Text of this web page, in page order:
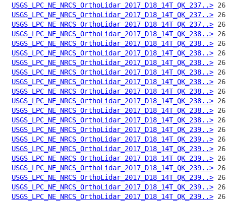
USGS_LPC_NE_NRCS_OrthoLidar_2017_D18_14T_QK_237..>
USGS_LPC_NE_NRCS_OrthoLidar_2017_D18_14T_QK_237..>
USGS_LPC_NE_NRCS_OrthoLidar_2017_D18_14T_QK_237..>
USGS_LPC_NE_NRCS_OrthoLidar_2017_D18_14T_QK_238..>
USGS_LPC_NE_NRCS_OrthoLidar_2017_D18_14T_QK_238..>
USGS_LPC_NE_NRCS_OrthoLidar_2017_D18_14T_QK_238..>
USGS_LPC_NE_NRCS_OrthoLidar_2017_D18_14T_QK_238..>
USGS_LPC_NE_NRCS_OrthoLidar_2017_D18_14T_QK_238..>
USGS_LPC_NE_NRCS_OrthoLidar_2017_D18_14T_QK_238..>
USGS_LPC_NE_NRCS_OrthoLidar_2017_D18_14T_QK_238..>
USGS_LPC_NE_NRCS_OrthoLidar_2017_D18_14T_QK_238..>
USGS_LPC_NE_NRCS_OrthoLidar_2017_D18_14T_QK_238..>
USGS_LPC_NE_NRCS_OrthoLidar_2017_D18_14T_QK_238..>
USGS_LPC_NE_NRCS_OrthoLidar_2017_D18_14T_QK_239..>
USGS_LPC_NE_NRCS_OrthoLidar_2017_D18_14T_QK_239..>
USGS_LPC_NE_NRCS_OrthoLidar_2017_D18_14T_QK_239..>
USGS_LPC_NE_NRCS_OrthoLidar_2017_D18_14T_QK_239..>
USGS_LPC_NE_NRCS_OrthoLidar_2017_D18_14T_QK_239..>
USGS_LPC_NE_NRCS_OrthoLidar_2017_D18_14T_QK_239..>
USGS_LPC_NE_NRCS_OrthoLidar_2017_D18_14T_QK_239..>
USGS_LPC_NE_NRCS_OrthoLidar_2017_D18_14T_QK_239..>